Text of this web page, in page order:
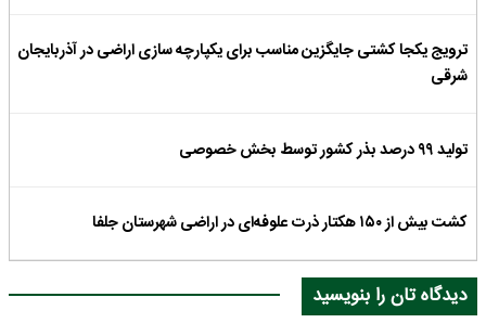
ترویج یکجا کشتی جایگزین مناسب برای یکپارچه سازی اراضی در آذربایجان
شرقی
تولید ۹۹ درصد بذر کشور توسط بخش خصوصی
کشت بیش از ۱۵۰ هکتار ذرت علوفه‌ای در اراضی شهرستان جلفا
دیدگاه تان را بنویسید